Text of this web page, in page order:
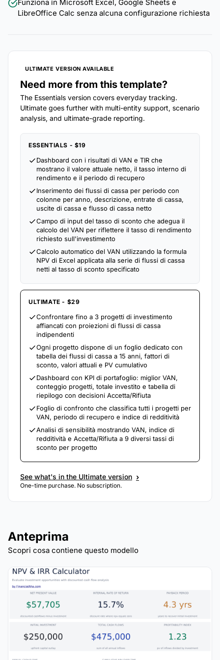
Funziona in Microsoft Excel, Google Sheets e
LibreOffice Calc senza alcuna configurazione richiesta
ULTIMATE VERSION AVAILABLE
Need more from this template?
The Essentials version covers everyday tracking.
Ultimate goes further with multi-entity support, scenario
analysis, and ultimate-grade reporting.
ESSENTIALS - $19
Dashboard con i risultati di VAN e TIR che
mostrano il valore attuale netto, il tasso interno di
rendimento e il periodo di recupero
Inserimento dei flussi di cassa per periodo con
colonne per anno, descrizione, entrate di cassa,
uscite di cassa e flusso di cassa netto
Campo di input del tasso di sconto che adegua il
calcolo del VAN per riflettere il tasso di rendimento
richiesto sull'investimento
Calcolo automatico del VAN utilizzando la formula
NPV di Excel applicata alla serie di flussi di cassa
netti al tasso di sconto specificato
ULTIMATE - $29
Confrontare fino a 3 progetti di investimento
affiancati con proiezioni di flussi di cassa
indipendenti
Ogni progetto dispone di un foglio dedicato con
tabella dei flussi di cassa a 15 anni, fattori di
sconto, valori attuali e PV cumulativo
Dashboard con KPI di portafoglio: miglior VAN,
conteggio progetti, totale investito e tabella di
riepilogo con decisioni Accetta/Rifiuta
Foglio di confronto che classifica tutti i progetti per
VAN, periodo di recupero e indice di redditività
Analisi di sensibilità mostrando VAN, indice di
redditività e Accetta/Rifiuta a 9 diversi tassi di
sconto per progetto
See what's in the Ultimate version ›
One-time purchase. No subscription.
Anteprima
Scopri cosa contiene questo modello